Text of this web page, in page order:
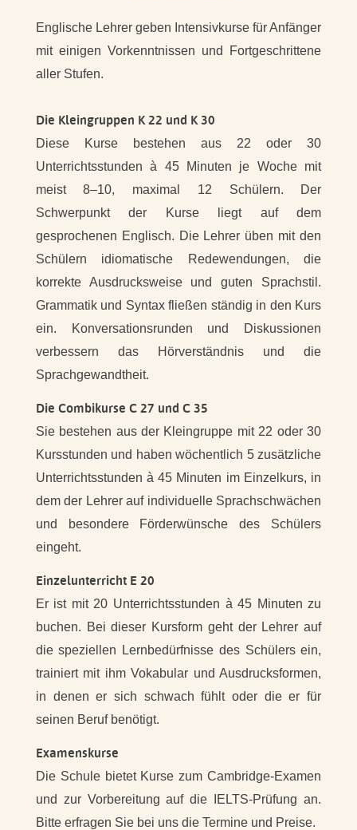
Englische Lehrer geben Intensivkurse für Anfänger
mit einigen Vorkenntnissen und Fortgeschrittene
aller Stufen.
Die Kleingruppen K 22 und K 30
Diese Kurse bestehen aus 22 oder 30
Unterrichtsstunden à 45 Minuten je Woche mit
meist 8–10, maximal 12 Schülern. Der
Schwerpunkt der Kurse liegt auf dem
gesprochenen Englisch. Die Lehrer üben mit den
Schülern idiomatische Redewendungen, die
korrekte Ausdrucksweise und guten Sprachstil.
Grammatik und Syntax fließen ständig in den Kurs
ein. Konversationsrunden und Diskussionen
verbessern das Hörverständnis und die
Sprachgewandtheit.
Die Combikurse C 27 und C 35
Sie bestehen aus der Kleingruppe mit 22 oder 30
Kursstunden und haben wöchentlich 5 zusätzliche
Unterrichtsstunden à 45 Minuten im Einzelkurs, in
dem der Lehrer auf individuelle Sprachschwächen
und besondere Förderwünsche des Schülers
eingeht.
Einzelunterricht E 20
Er ist mit 20 Unterrichtsstunden à 45 Minuten zu
buchen. Bei dieser Kursform geht der Lehrer auf
die speziellen Lernbedürfnisse des Schülers ein,
trainiert mit ihm Vokabular und Ausdrucksformen,
in denen er sich schwach fühlt oder die er für
seinen Beruf benötigt.
Examenskurse
Die Schule bietet Kurse zum Cambridge-Examen
und zur Vorbereitung auf die IELTS-Prüfung an.
Bitte erfragen Sie bei uns die Termine und Preise.